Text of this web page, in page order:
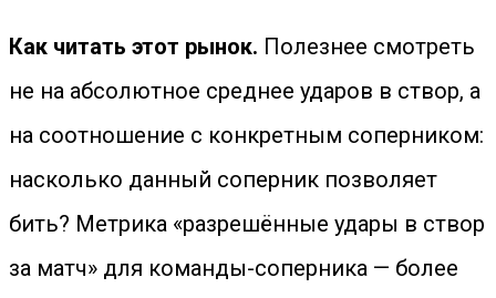
Как читать этот рынок. Полезнее смотреть
не на абсолютное среднее ударов в створ, а
на соотношение с конкретным соперником:
насколько данный соперник позволяет
бить? Метрика «разрешённые удары в створ
за матч» для команды-соперника — более